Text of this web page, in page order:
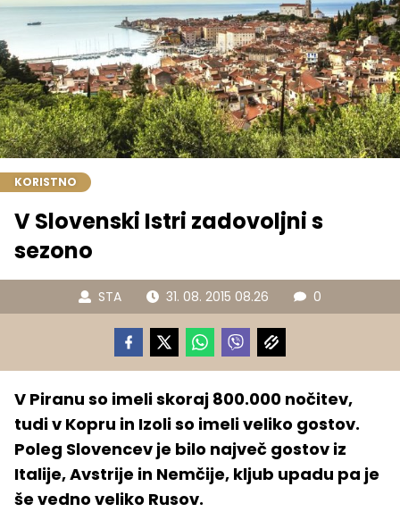
KORISTNO
V Slovenski Istri zadovoljni s
sezono
STA 31. 08. 2015 08.26 0
V Piranu so imeli skoraj 800.000 nočitev,
tudi v Kopru in Izoli so imeli veliko gostov.
Poleg Slovencev je bilo največ gostov iz
Italije, Avstrije in Nemčije, kljub upadu pa je
še vedno veliko Rusov.